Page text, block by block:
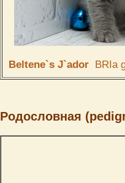
Beltene`s J`ador BRIa
Родословная